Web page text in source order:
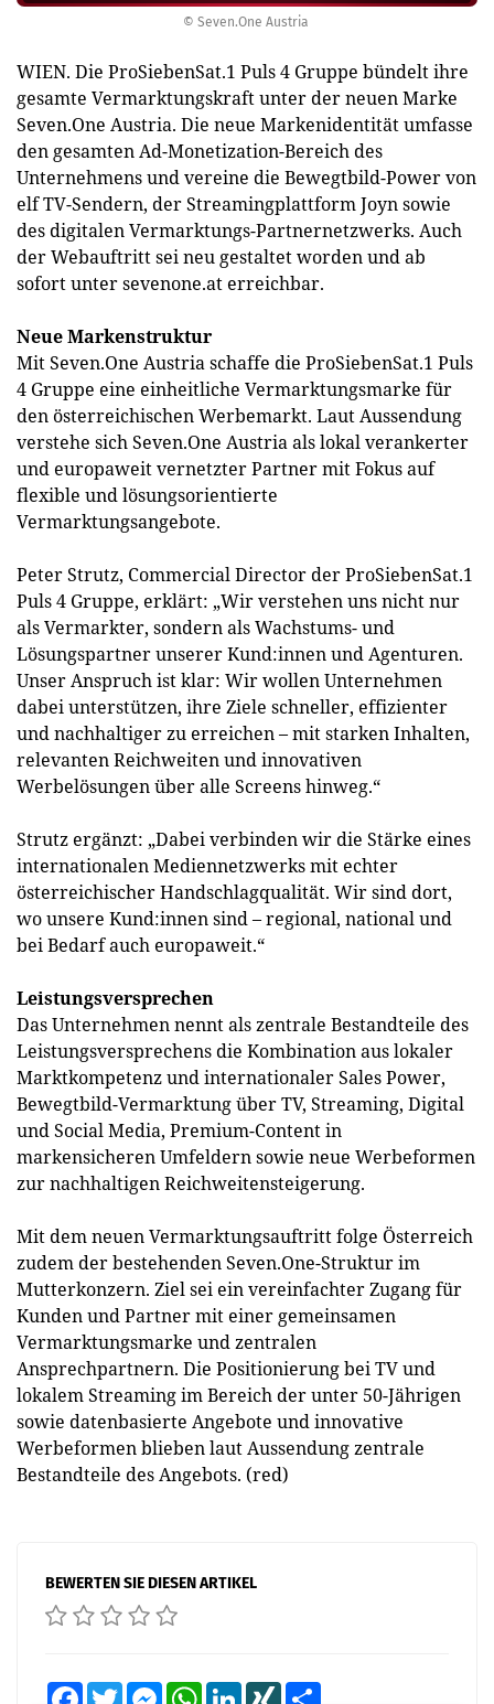
© Seven.One Austria
WIEN. Die ProSiebenSat.1 Puls 4 Gruppe bündelt ihre
gesamte Vermarktungskraft unter der neuen Marke
Seven.One Austria. Die neue Markenidentität umfasse
den gesamten Ad-Monetization-Bereich des
Unternehmens und vereine die Bewegtbild-Power von
elf TV-Sendern, der Streamingplattform Joyn sowie
des digitalen Vermarktungs-Partnernetzwerks. Auch
der Webauftritt sei neu gestaltet worden und ab
sofort unter sevenone.at erreichbar.
Neue Markenstruktur
Mit Seven.One Austria schaffe die ProSiebenSat.1 Puls
4 Gruppe eine einheitliche Vermarktungsmarke für
den österreichischen Werbemarkt. Laut Aussendung
verstehe sich Seven.One Austria als lokal verankerter
und europaweit vernetzter Partner mit Fokus auf
flexible und lösungsorientierte
Vermarktungsangebote.
Peter Strutz, Commercial Director der ProSiebenSat.1
Puls 4 Gruppe, erklärt: „Wir verstehen uns nicht nur
als Vermarkter, sondern als Wachstums- und
Lösungspartner unserer Kund:innen und Agenturen.
Unser Anspruch ist klar: Wir wollen Unternehmen
dabei unterstützen, ihre Ziele schneller, effizienter
und nachhaltiger zu erreichen – mit starken Inhalten,
relevanten Reichweiten und innovativen
Werbelösungen über alle Screens hinweg.“
Strutz ergänzt: „Dabei verbinden wir die Stärke eines
internationalen Mediennetzwerks mit echter
österreichischer Handschlagqualität. Wir sind dort,
wo unsere Kund:innen sind – regional, national und
bei Bedarf auch europaweit.“
Leistungsversprechen
Das Unternehmen nennt als zentrale Bestandteile des
Leistungsversprechens die Kombination aus lokaler
Marktkompetenz und internationaler Sales Power,
Bewegtbild-Vermarktung über TV, Streaming, Digital
und Social Media, Premium-Content in
markensicheren Umfeldern sowie neue Werbeformen
zur nachhaltigen Reichweitensteigerung.
Mit dem neuen Vermarktungsauftritt folge Österreich
zudem der bestehenden Seven.One-Struktur im
Mutterkonzern. Ziel sei ein vereinfachter Zugang für
Kunden und Partner mit einer gemeinsamen
Vermarktungsmarke und zentralen
Ansprechpartnern. Die Positionierung bei TV und
lokalem Streaming im Bereich der unter 50-Jährigen
sowie datenbasierte Angebote und innovative
Werbeformen blieben laut Aussendung zentrale
Bestandteile des Angebots. (red)
BEWERTEN SIE DIESEN ARTIKEL
FacebookTwitter MessengerWhatsAppLinkedInXING